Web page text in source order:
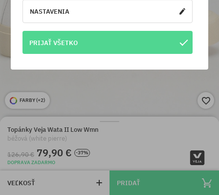
FARBY (+2)
Topánky Veja Wata II Low Wmn
béžová (white pierre)
126,90 € 79,90 €
-37%
DOPRAVA ZADARMO
VEĽKOSŤ PRIDAŤ
NASTAVENIA
PRIJAŤ VŠETKO